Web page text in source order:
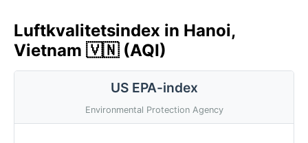
Luftkvalitetsindex in Hanoi,
Vietnam 🇻🇳 (AQI)
US EPA-index
Environmental Protection Agency